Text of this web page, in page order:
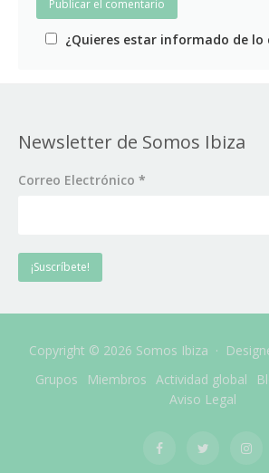
¿Quieres estar informado de lo
Newsletter de Somos Ibiza
Correo Electrónico *
Copyright © 2026 Somos Ibiza ·
Grupos
Miembros Actividad global
Aviso Legal